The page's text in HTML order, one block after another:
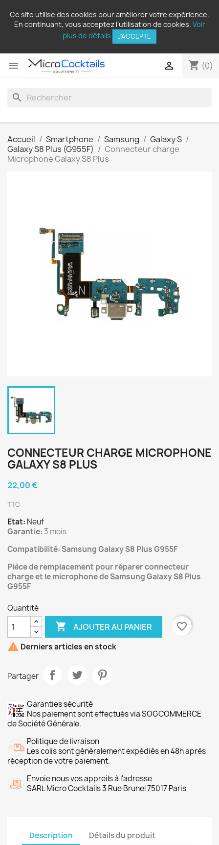
Ce site utilise des cookies pour améliorer votre expérience.
En continuant, vous acceptez l’utilisation de cookies. Voir
plus de détails
J'ACCEPTE
 shopping_cart (0)

search
Accueil Smartphone Samsung
Galaxy S
Galaxy S8 Plus (G955F)
Connecteur charge
Microphone Galaxy S8 Plus
CONNECTEUR CHARGE MICROPHONE
GALAXY S8 PLUS
22,00 €
TTC
Etat: Neuf
Garantie: 3 mois
Compatibilité: Samsung Galaxy S8 Plus G955F
Pièce de remplacement pour réparer connecteur
charge et le microphone de Samsung Galaxy S8 Plus
G955F
Quantité
 AJOUTER AU PANIER
favorite_border
 Derniers articles en stock
Partager
Garanties sécurité
Nos paiement sont effectués via SOGCOMMERCE
de Société Générale.
Politique de livraison
Les colis sont généralement expédiés en 48h après
réception de votre paiement.
Envoie nous vos appreils à l'adresse
SARL Micro Cocktails 3 Rue Brunel 75017 Paris
Description Détails du produit